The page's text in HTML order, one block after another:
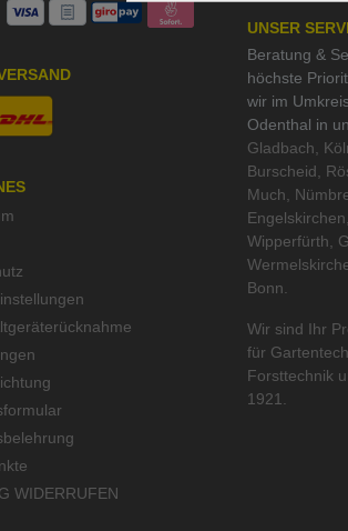
WIDERRUFEN
UNSER
Beratung &
höchste
wir im
Odenthal in
Gladbach,
Burscheid,
Much,
Wipperfürth,
Bonn.
Wir sind Ihr
für
Forsttechnik
1921.